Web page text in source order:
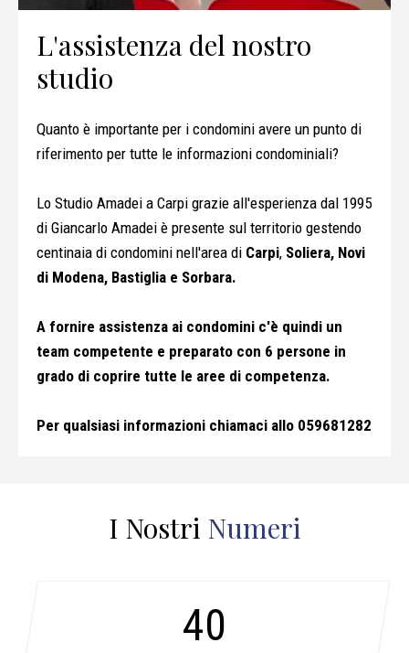
L'assistenza del nostro
studio
Quanto è importante per i condomini avere un punto di
riferimento per tutte le informazioni condominiali?
Lo Studio Amadei a Carpi grazie all'esperienza dal 1995
di Giancarlo Amadei è presente sul territorio gestendo
centinaia di condomini nell'area di Carpi, Soliera, Novi
di Modena, Bastiglia e Sorbara.
A fornire assistenza ai condomini c'è quindi un
team competente e preparato con 6 persone in
grado di coprire tutte le aree di competenza.
Per qualsiasi informazioni chiamaci allo 059681282
I Nostri Numeri
40